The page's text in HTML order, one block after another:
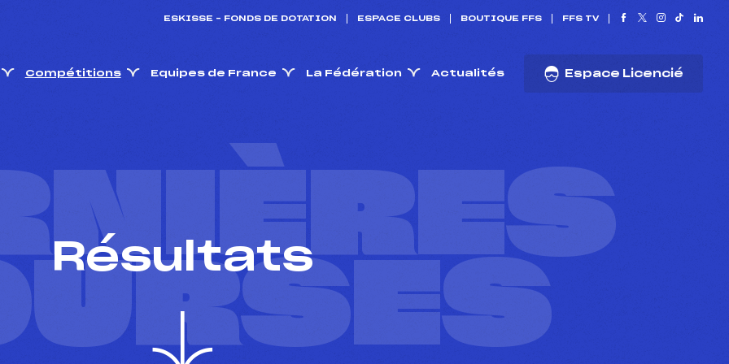
ESKISSE – FONDS DE DOTATION ESPACE CLUBS BOUTIQUE FFS FFS TV
Compétitions Equipes de France La Fédération Actualités Espace Licencié
Résultats